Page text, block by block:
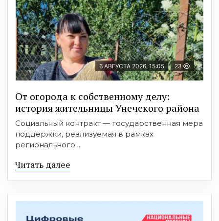
6 АВГУСТА 2026, 15:05 23
От огорода к собственному делу:
история жительницы Унечского района
Социальный контракт — государственная мера
поддержки, реализуемая в рамках
регионального ...
Читать далее